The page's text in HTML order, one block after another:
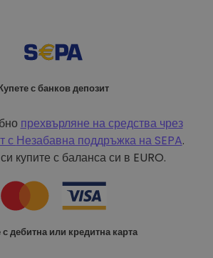
с банков депозит
прехвърляне на средства чрез
с Незабавна поддръжка на SEPA.
купите с баланса си в EURO.
с дебитна или кредитна карта